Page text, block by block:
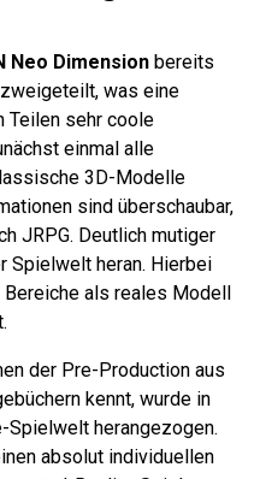
Neo Dimension bereits
was eine
Teilen sehr coole
einmal alle
3D-Modelle
sind überschaubar,
JRPG. Deutlich mutiger
Spielwelt heran. Hierbei
als reales Modell
der Pre-Production aus
kennt, wurde in
herangezogen.
absolut individuellen